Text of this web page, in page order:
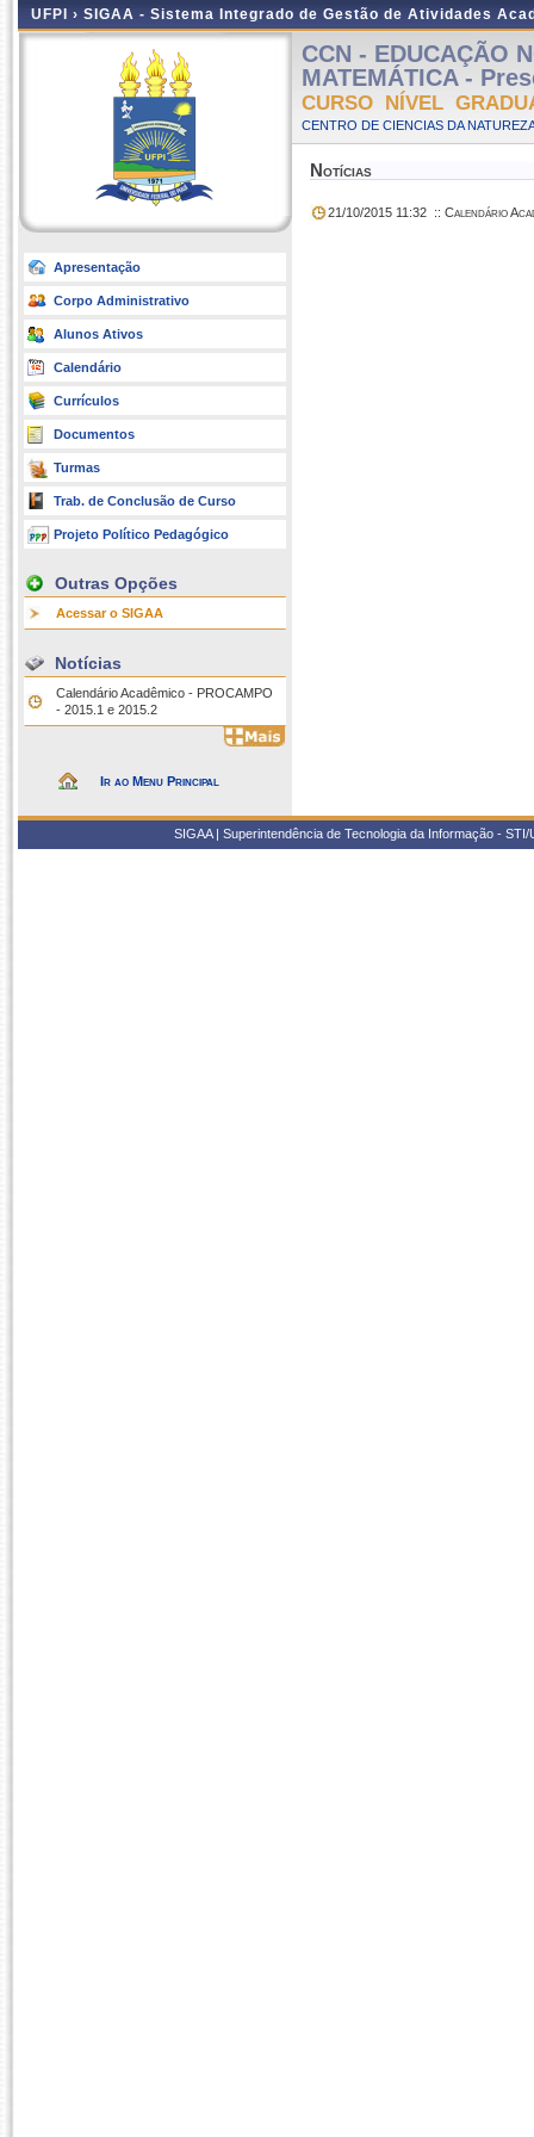
UFPI › SIGAA - Sistema Integrado de Gestão de Atividades
Apresentação
Corpo Administrativo
Alunos Ativos
Calendário
Currículos
Documentos
Turmas
Trab. de Conclusão de Curso
Projeto Político Pedagógico
Outras Opções
Acessar o SIGAA
Notícias
Calendário Acadêmico - PROCAMPO
- 2015.1 e 2015.2
Ir ao Menu Principal
CCN - EDUCAÇÃO
MATEMÁTICA -
CURSO NÍVEL
CENTRO DE CIENCIAS DA
Notícias
21/10/2015 11:32 :: Calendário
SIGAA | Superintendência de Tecnologia da Informação -